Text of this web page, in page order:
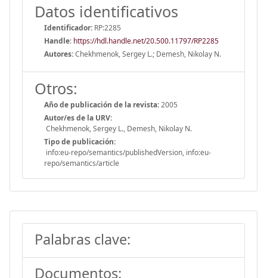
Datos identificativos
Identificador: RP:2285
Handle: https://hdl.handle.net/20.500.11797/RP2285
Autores:Chekhmenok, Sergey L.; Demesh, Nikolay N.
Otros:
Año de publicación de la revista:2005
Autor/es de la URV:
Chekhmenok, Sergey L., Demesh, Nikolay N.
Tipo de publicación:
info:eu-repo/semantics/publishedVersion, info:eu-
repo/semantics/article
Palabras clave:
Documentos: